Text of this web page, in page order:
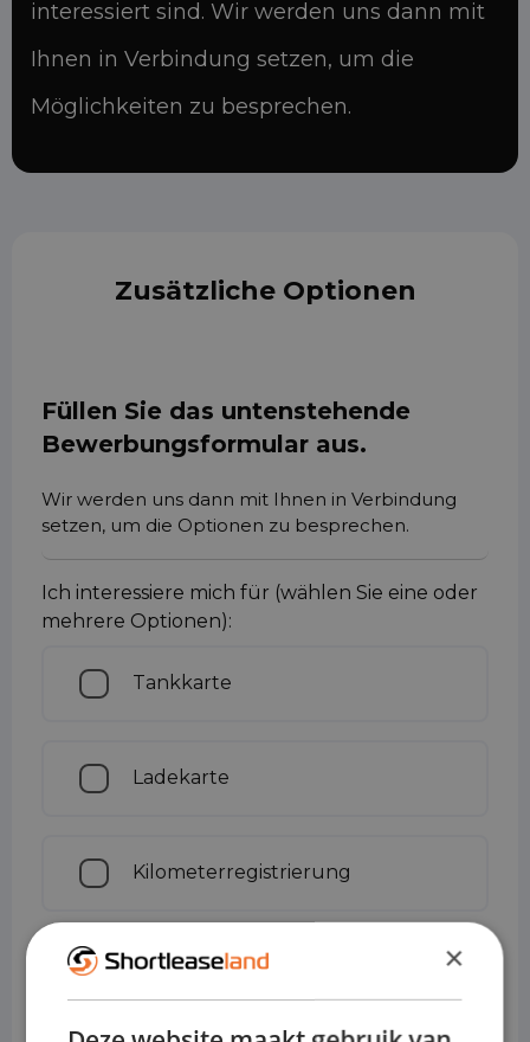
interessiert sind. Wir werden uns dann mit
Ihnen in Verbindung setzen, um die
Möglichkeiten zu besprechen.
Zusätzliche Optionen
Füllen Sie das untenstehende
Bewerbungsformular aus.
Wir werden uns dann mit Ihnen in Verbindung
setzen, um die Optionen zu besprechen.
Ich interessiere mich für (wählen Sie eine oder
mehrere Optionen):
Tankkarte
Ladekarte
Kilometerregistrierung
Sofortiger Ersatztransport ×